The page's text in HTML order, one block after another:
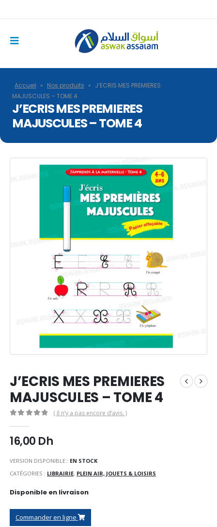
Accueil » Nos produits » J’ECRIS MES PREMIERES
MAJUSCULES – TOME 4
J’ECRIS MES PREMIERES
MAJUSCULES – TOME 4
J’ECRIS MES PREMIERES
MAJUSCULES – TOME 4
( Il n’y a pas encore d’avis. )
16,00 Dh
VERSION DISPONIBLE:: EN STOCK
CATÉGORIES : LIBRAIRIE, PLEIN AIR, JOUETS & LOISIRS
Disponible en livraison
Commander en ligne